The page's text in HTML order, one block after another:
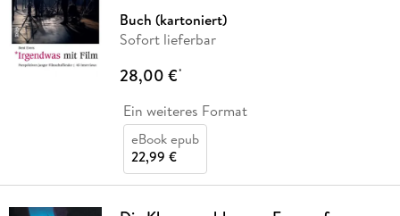
Buch (kartoniert)
Sofort lieferbar
28,00 €*
Ein weiteres Format
eBook epub
22,99 €